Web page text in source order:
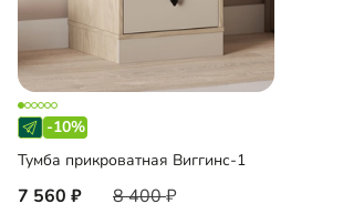
-10%
Тумба прикроватная Виггинс-1
7 560 8 400